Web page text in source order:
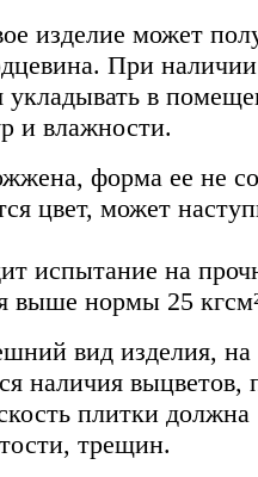
изделие может
При наличии
укладывать в
и влажности.
форма ее не
цвет, может
испытание на
выше нормы 25
вид изделия,
наличия выцветов,
плитки должна
трещин.